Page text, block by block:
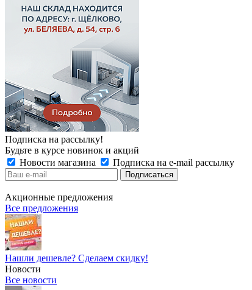
Подписка на рассылку!
Будьте в курсе новинок и акций
Новости магазина
Подписка на e-mail рассылку
Акционные предложения
Все предложения
Нашли дешевле? Сделаем скидку!
Новости
Все новости